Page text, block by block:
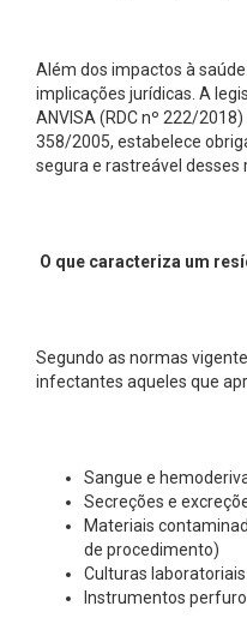
Além dos impactos à
implicações jurídicas. A
ANVISA (RDC nº 222/
358/2005, estabelece
segura e rastreável desses
O que caracteriza um
Segundo as normas
infectantes aqueles que
Sangue e
Secreções e
Materiais
de procedimento)
Culturas
Instrumentos